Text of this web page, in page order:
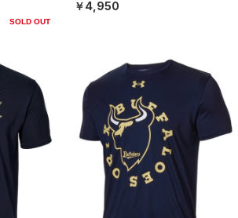
SOLD OUT
（ベースボール/UNISEX）
￥4,950